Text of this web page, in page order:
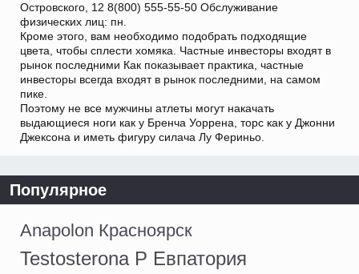
Островского, 12 8(800) 555-55-50 Обслуживание
физических лиц: пн.
Кроме этого, вам необходимо подобрать подходящие
цвета, чтобы сплести хомяка. Частные инвесторы входят в
рынок последними Как показывает практика, частные
инвесторы всегда входят в рынок последними, на самом
пике.
Поэтому не все мужчины атлеты могут накачать
выдающиеся ноги как у Бренча Уоррена, торс как у Джонни
Джексона и иметь фигуру силача Лу Фериньо.
Популярное
Anapolon Красноярск
Testosterona P Евпатория